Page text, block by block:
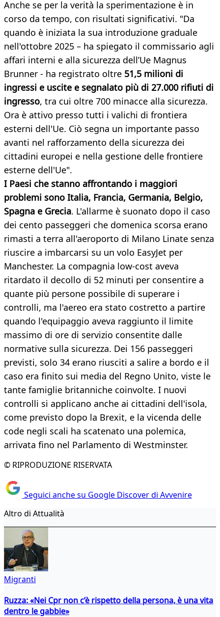
Anche se per la verità la sperimentazione è in
corso da tempo, con risultati significativi. "Da
quando è iniziata la sua introduzione graduale
nell'ottobre 2025 – ha spiegato il commissario agli
affari interni e alla sicurezza dell’Ue Magnus
Brunner - ha registrato oltre 51,5 milioni di
ingressi e uscite e segnalato più di 27.000 rifiuti di
ingresso, tra cui oltre 700 minacce alla sicurezza.
Ora è attivo presso tutti i valichi di frontiera
esterni dell'Ue. Ciò segna un importante passo
avanti nel rafforzamento della sicurezza dei
cittadini europei e nella gestione delle frontiere
esterne dell'Ue".
I Paesi che stanno affrontando i maggiori
problemi sono Italia, Francia, Germania, Belgio,
Spagna e Grecia. L'allarme è suonato dopo il caso
dei cento passeggeri che domenica scorsa erano
rimasti a terra all'aeroporto di Milano Linate senza
riuscire a imbarcarsi su un volo EasyJet per
Manchester. La compagnia low-cost aveva
ritardato il decollo di 52 minuti per consentire a
quante più persone possibile di superare i
controlli, ma l'aereo era stato costretto a partire
quando l'equipaggio aveva raggiunto il limite
massimo di ore di servizio consentite dalle
normative sulla sicurezza. Dei 156 passeggeri
previsti, solo 34 erano riusciti a salire a bordo e il
caso era finito sui media del Regno Unito, viste le
tante famiglie britanniche coinvolte. I nuovi
controlli si applicano anche ai cittadini dell'isola,
come previsto dopo la Brexit, e la vicenda delle
code negli scali ha scatenato una polemica,
arrivata fino nel Parlamento di Westminster.
© RIPRODUZIONE RISERVATA
Seguici anche su Google Discover di Avvenire
Altro di Attualità
Migranti
Ruzza: «Nei Cpr non c’è rispetto della persona, è una vita
dentro le gabbie»